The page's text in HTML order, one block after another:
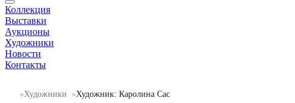
Коллекция
Выставки
Аукционы
Художники
Новости
Контакты
Художники Художник: Каролина Сас